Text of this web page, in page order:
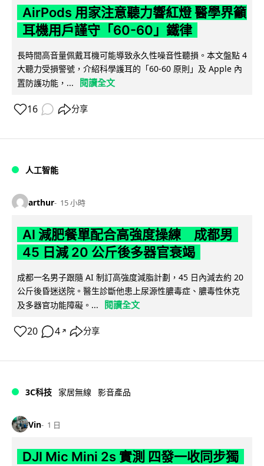
AirPods 用家注意聽力響紅燈 醫學界籲
耳機用戶謹守「60-60」鐵律
長時間高音量佩戴耳機可能導致永久性噪音性聽損。本文盤點 4
大聽力受損警號，介紹科學護耳的「60-60 原則」及 Apple 內
置防護功能，...
閱讀全文
16 分享
人工智能
arthur 15 小時
AI 減肥餐單配合高強度操練 成都男
45 日減 20 公斤後多器官衰竭
成都一名男子跟隨 AI 制訂高強度減脂計劃，45 日內減去約 20
公斤後昏迷送院。醫生診斷他患上尿源性膿毒症、膿毒性休克
及多器官功能障礙。...
閱讀全文
20 4 ↗ 分享
3C科技 家居無線 影音產品
Vin 1 日
DJI Mic Mini 2s 實測 四發一收同步獨